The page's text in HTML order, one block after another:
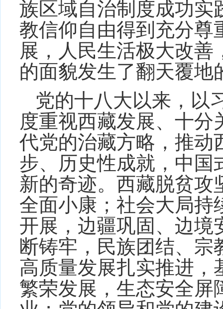
族区域自治制度成功实
教信仰自由得到充分尊
展，人民生活极大改
的面貌发生了翻天覆地
党的十八大以来，以
度重视西藏发展、十
代党的治藏方略，推动
步、历史性成就，中国
新的奇迹。西藏脱贫攻
全面小康；社会大局持
开展，边疆巩固、边境
断铸牢，民族团结、
高质量发展扎实推进，
繁荣发展，生态安全屏